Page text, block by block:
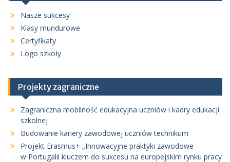
Nasze sukcesy
Klasy mundurowe
Certyfikaty
Logo szkoły
Projekty zagraniczne
Zagraniczna mobilność edukacyjna uczniów i kadry edukacji
szkolnej
Budowanie kariery zawodowej uczniów technikum
Projekt Erasmus+ „Innowacyjne praktyki zawodowe
w Portugalii kluczem do sukcesu na europejskim rynku pracy